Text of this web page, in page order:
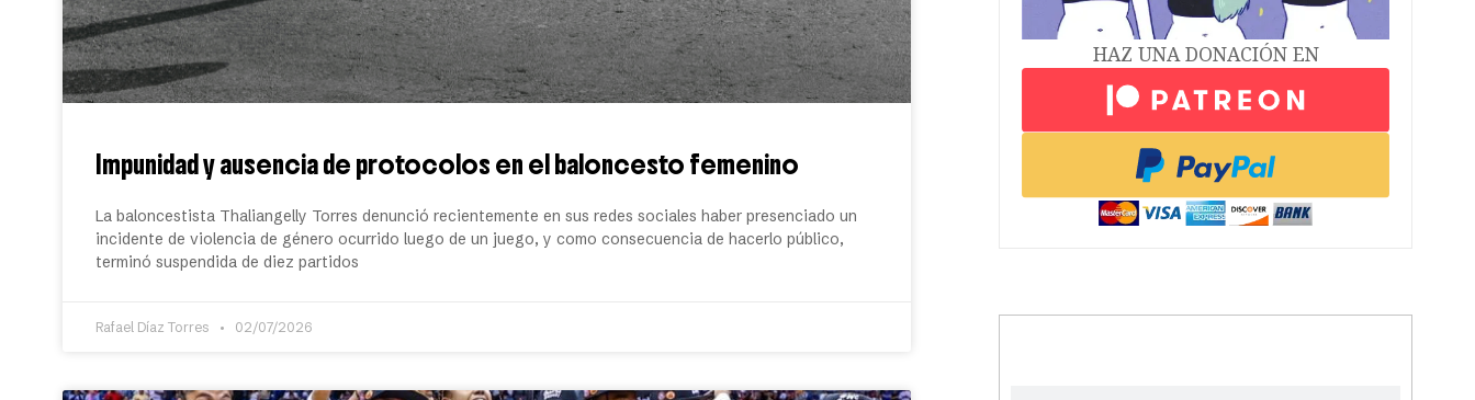
Impunidad y ausencia de protocolos en el baloncesto femenino
La baloncestista Thaliangelly Torres denunció recientemente en sus redes sociales haber presenciado un
incidente de violencia de género ocurrido luego de un juego, y como consecuencia de hacerlo público,
terminó suspendida de diez partidos
Rafael Díaz Torres 02/07/2026
HAZ UNA DONACIÓN EN